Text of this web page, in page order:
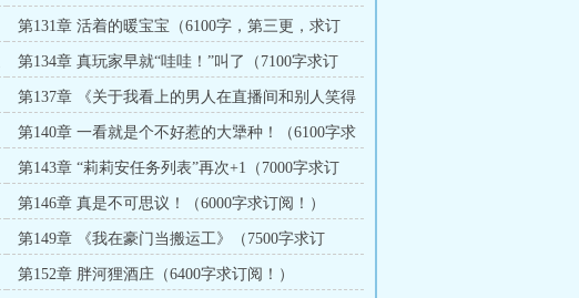
第131章 活着的暖宝宝（6100字，第三更，求订
阅！）
第134章 真玩家早就“哇哇！”叫了（7100字求订
阅！）
第137章 《关于我看上的男人在直播间和别人笑得
像朵花这件事》
第140章 一看就是个不好惹的大犟种！（6100字求
订阅！）
第143章 “莉莉安任务列表”再次+1（7000字求订
阅！）
第146章 真是不可思议！（6000字求订阅！）
第149章 《我在豪门当搬运工》（7500字求订
阅！）
第152章 胖河狸酒庄（6400字求订阅！）